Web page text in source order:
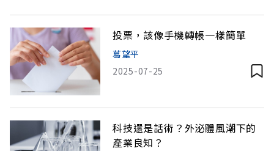
投票，該像手機轉帳一樣簡單
葛望平
2025-07-25
科技還是話術？外泌體風潮下的
產業良知？